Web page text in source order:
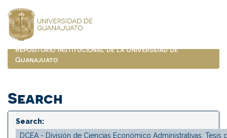
navigation
Repositorio Institucional de la Universidad de
Guanajuato
Search
Search: